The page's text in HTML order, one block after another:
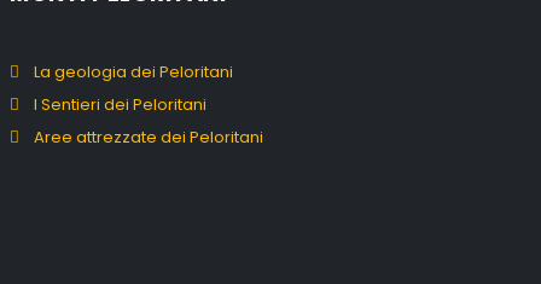
La geologia dei Peloritani
I Sentieri dei Peloritani
Aree attrezzate dei Peloritani